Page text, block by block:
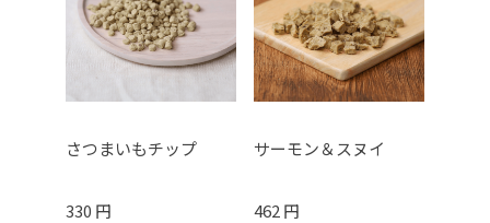
さつまいもチップ
330 円
サーモン＆スヌイ
462 円